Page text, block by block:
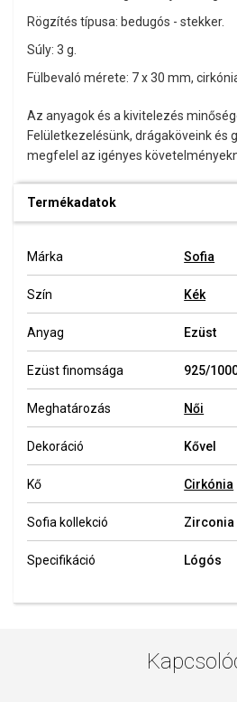
Rögzítés típusa: bedugós - stekker.
Súly: 3 g.
Fülbevaló mérete: 7 x 30 mm,
Az anyagok és a kivitelezés
Felületkezelésünk, drágaköveink és
megfelel az igényes
Termékadatok
Márka Sofia
Szín Kék
Anyag Ezüst
Ezüst finomsága 925/
Meghatározás Női
Dekoráció Kővel
Kő Cirkónia
Sofia kollekció Zirconia
Specifikáció Lógós